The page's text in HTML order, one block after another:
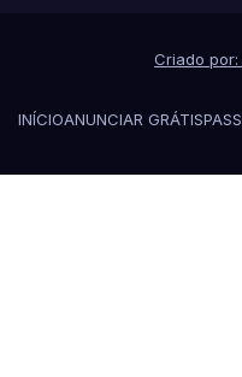
Criado
INÍCIOANUNCIAR GRÁTIS